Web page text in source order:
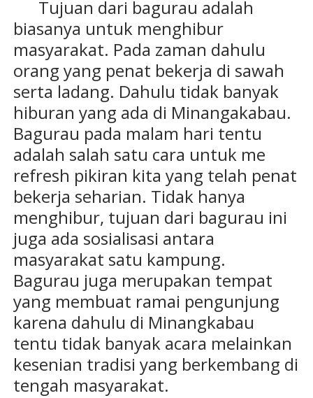
Tujuan dari bagurau adalah
biasanya untuk menghibur
masyarakat. Pada zaman dahulu
orang yang penat bekerja di sawah
serta ladang. Dahulu tidak banyak
hiburan yang ada di Minangakabau.
Bagurau pada malam hari tentu
adalah salah satu cara untuk me
refresh pikiran kita yang telah penat
bekerja seharian. Tidak hanya
menghibur, tujuan dari bagurau ini
juga ada sosialisasi antara
masyarakat satu kampung.
Bagurau juga merupakan tempat
yang membuat ramai pengunjung
karena dahulu di Minangkabau
tentu tidak banyak acara melainkan
kesenian tradisi yang berkembang di
tengah masyarakat.